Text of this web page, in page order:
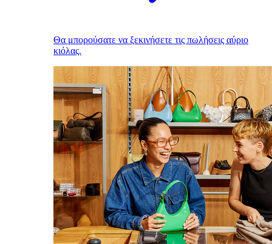
Θα μπορούσατε να ξεκινήσετε τις πωλήσεις αύριο
κιόλας.